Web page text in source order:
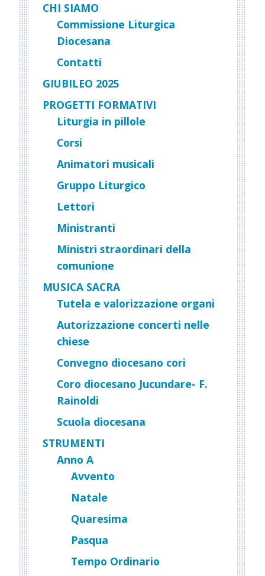
CHI SIAMO
Commissione Liturgica
Diocesana
Contatti
GIUBILEO 2025
PROGETTI FORMATIVI
Liturgia in pillole
Corsi
Animatori musicali
Gruppo Liturgico
Lettori
Ministranti
Ministri straordinari della
comunione
MUSICA SACRA
Tutela e valorizzazione organi
Autorizzazione concerti nelle
chiese
Convegno diocesano cori
Coro diocesano Jucundare- F.
Rainoldi
Scuola diocesana
STRUMENTI
Anno A
Avvento
Natale
Quaresima
Pasqua
Tempo Ordinario